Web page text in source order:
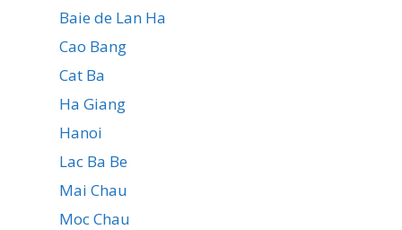
Baie de Lan Ha
Cao Bang
Cat Ba
Ha Giang
Hanoi
Lac Ba Be
Mai Chau
Moc Chau